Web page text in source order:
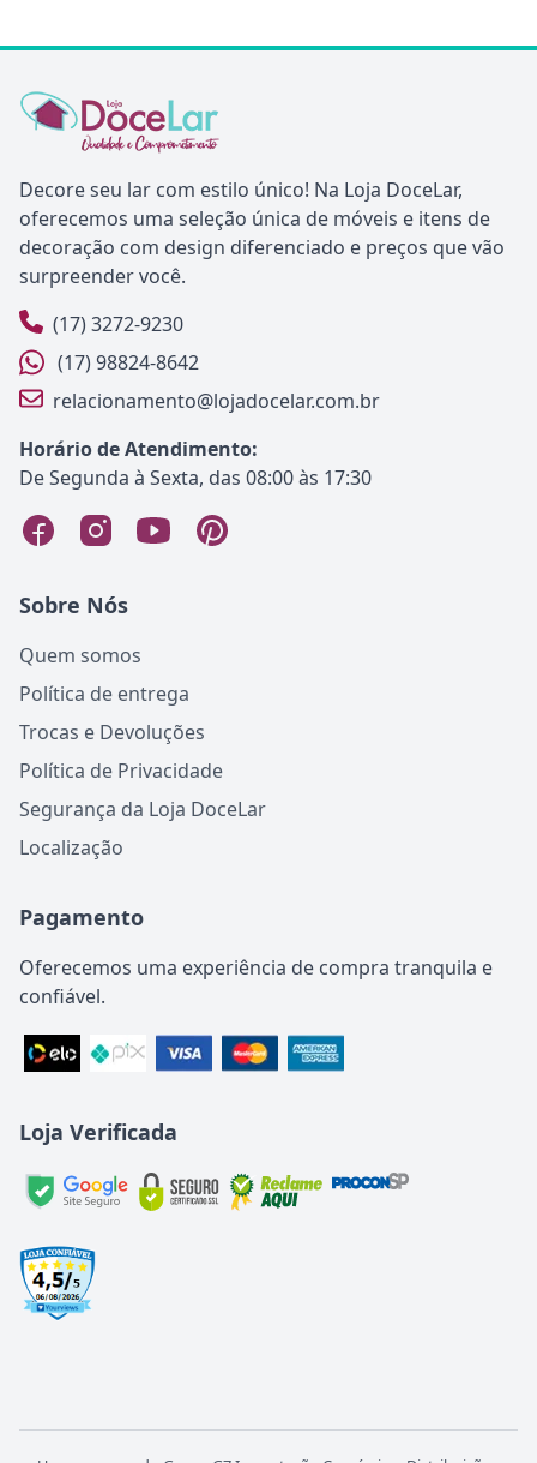
Decore seu lar com estilo único! Na Loja DoceLar,
oferecemos uma seleção única de móveis e itens de
decoração com design diferenciado e preços que vão
surpreender você.
(17) 3272-9230
(17) 98824-8642
relacionamento@lojadocelar.com.br
Horário de Atendimento:
De Segunda à Sexta, das 08:00 às 17:30
Sobre Nós
Quem somos
Política de entrega
Trocas e Devoluções
Política de Privacidade
Segurança da Loja DoceLar
Localização
Pagamento
Oferecemos uma experiência de compra tranquila e
confiável.
Loja Verificada